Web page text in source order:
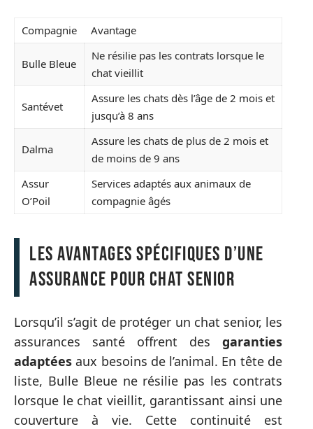
Compagnie Avantage
Bulle Bleue
Ne résilie pas les contrats lorsque le
chat vieillit
Santévet
Assure les chats dès l’âge de 2 mois et
jusqu’à 8 ans
Dalma
Assure les chats de plus de 2 mois et
de moins de 9 ans
Assur
O’Poil
Services adaptés aux animaux de
compagnie âgés
Les avantages spécifiques d’une
assurance pour chat senior
Lorsqu’il s’agit de protéger un chat senior, les
assurances santé offrent des garanties
adaptées aux besoins de l’animal. En tête de
liste, Bulle Bleue ne résilie pas les contrats
lorsque le chat vieillit, garantissant ainsi une
couverture à vie. Cette continuité est